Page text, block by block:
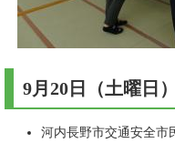
9月20日（土曜日）​
河内長野市交通安全市